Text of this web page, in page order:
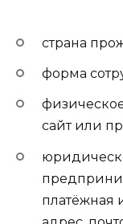
страна
форма
сайт или